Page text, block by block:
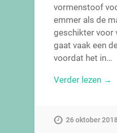
vormenstoof
emmer als de
geschikter voor
gaat vaak een
voordat het in…
Verder lezen →
26 oktober